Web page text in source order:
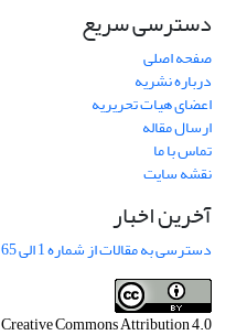
دسترسی سریع
صفحه اصلی
درباره نشریه
اعضای هیات تحریریه
ارسال مقاله
تماس با ما
نقشه سایت
آخرین اخبار
دسترسی به مقالات از شماره 1 الی 65 پژوهشهای جغرافیایی
Creative Commons Attribution 4.0